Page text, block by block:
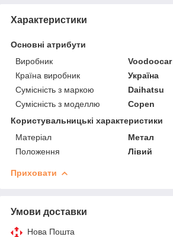
Характеристики
Основні атрибути
Виробник
Voodoocar
Країна виробник
Україна
Сумісність з маркою
Daihatsu
Сумісність з моделлю
Copen
Користувальницькі характеристики
Матеріал
Метал
Положення
Лівий
Приховати
Умови доставки
Нова Пошта